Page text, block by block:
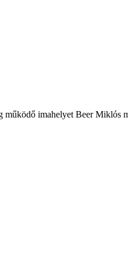
imahelyet Beer Miklós